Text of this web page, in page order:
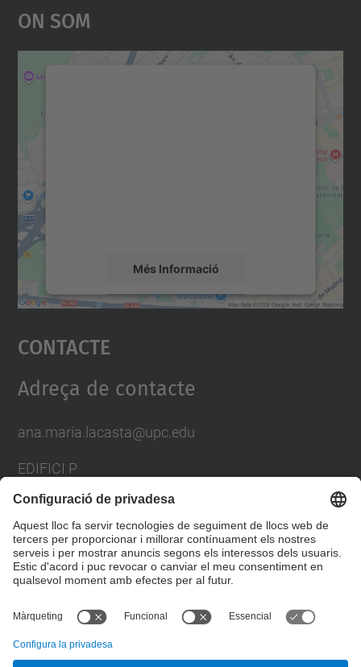
On Som
Més Informació
Accepta
powered by
Contacte
Adreça de contacte
ana.maria.lacasta@upc.edu
EDIFICI P
AV. DOCTOR MARAÑON, 44-50
08028 BARCELONA
SPAIN
Formulari de contacte